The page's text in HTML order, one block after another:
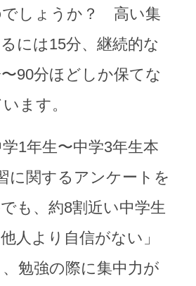
でしょうか？ 高い集
には15分、継続的な
90分ほどしか保てな
ます。
1年生〜中学3年生本
に関するアンケートを
も、約8割近い中学生
人より自信がない」
勉強の際に集中力が